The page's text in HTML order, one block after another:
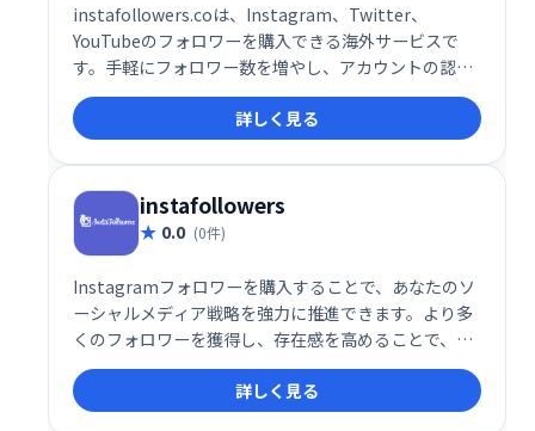
instafollowers.coは、Instagram、Twitter、
YouTubeのフォロワーを購入できる海外サービスで
す。手軽にフォロワー数を増やし、アカウントの認知
度向上を目指したい方におすすめです。ただし、不正
なフォロワー増加はアカウント停止のリスクも伴いま
すので、利用にはご注意ください。
詳しく見る
instafollowers
0.0 (0件)
Instagramフォロワーを購入することで、あなたのソ
ーシャルメディア戦略を強力に推進できます。より多
くのフォロワーを獲得し、存在感を高めることで、新
たなビジネスチャンスや影響力の拡大につながりま
す。競合他社との差別化を図り、Instagramで成功を
目指しましょう。
詳しく見る